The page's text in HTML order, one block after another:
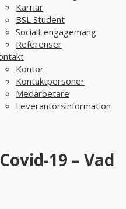
Karriär
BSL Student
Socialt engagemang
Referenser
Kontor
Kontaktpersoner
Medarbetare
Leverantörsinformation
19 – Vad